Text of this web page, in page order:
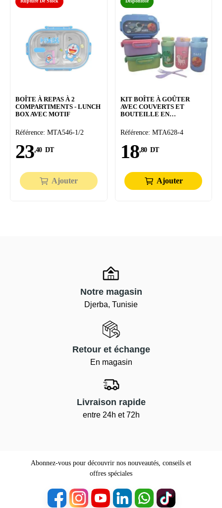
BOÎTE À REPAS À 2
COMPARTIMENTS - LUNCH
BOX AVEC MOTIF
Référence: MTA546-1/2
23,40 DT
Ajouter
KIT BOÎTE À GOÛTER
AVEC COUVERTS ET
BOUTEILLE EN
Référence: MTA628-4
18,80 DT
Ajouter
Notre magasin
Djerba, Tunisie
Retour et échange
En magasin
Livraison rapide
entre 24h et 72h
Abonnez-vous pour découvrir nos nouveautés, conseils et
offres spéciales